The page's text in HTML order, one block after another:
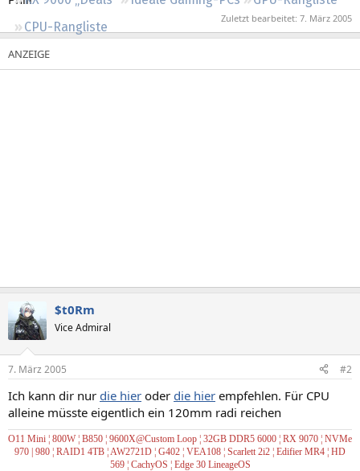
CPU-Rangliste
Zuletzt bearbeitet: 7. März 2005
$t0Rm
Vice Admiral
7. März 2005 #2
Ich kann dir nur die hier oder die hier empfehlen. Für CPU
alleine müsste eigentlich ein 120mm radi reichen
O11 Mini ¦ 800W ¦ B850 ¦ 9600X@Custom Loop ¦ 32GB DDR5 6000 ¦ RX 9070 ¦ NVMe
970 | 980 ¦ RAID1 4TB ¦ AW2721D ¦ G402 ¦ VEA108 ¦ Scarlett 2i2 ¦ Edifier MR4 ¦ HD
569 ¦ CachyOS ¦ Edge 30 LineageOS